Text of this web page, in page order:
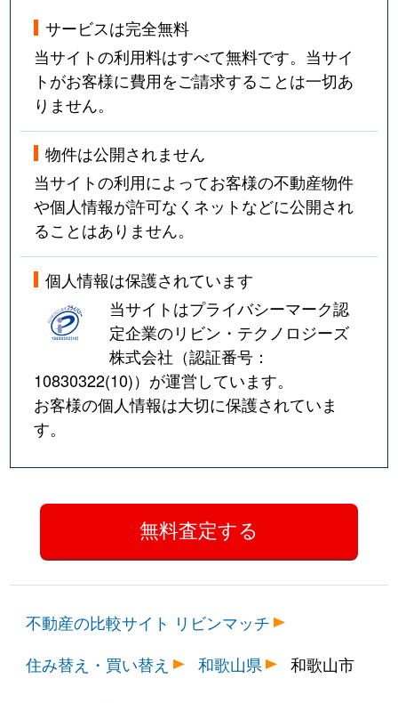
サービスは完全無料
当サイトの利用料はすべて無料です。当サイ
トがお客様に費用をご請求することは一切あ
りません。
物件は公開されません
当サイトの利用によってお客様の不動産物件
や個人情報が許可なくネットなどに公開され
ることはありません。
個人情報は保護されています
当サイトはプライバシーマーク認
定企業のリビン・テクノロジーズ
株式会社（認証番号：
10830322(10)）が運営しています。
お客様の個人情報は大切に保護されていま
す。
不動産の比較サイト リビンマッチ
住み替え・買い替え
和歌山県 和歌山市